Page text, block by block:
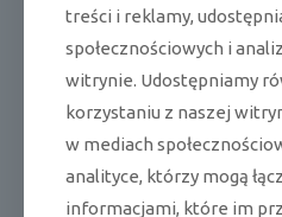
c
hł
d
z
ni
e
A
6,
5/
0
6,
0
6,
5/
0
treści i reklamy,
społecznościowych i
witrynie. Udostępniamy
korzystaniu z naszej
w mediach
analityce, którzy mogą
informacjami, które im